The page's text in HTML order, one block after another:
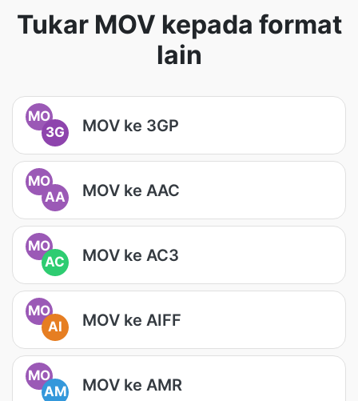
Tukar MOV kepada format
lain
MO
3G
MOV ke 3GP
MO
AA
MOV ke AAC
MO
AC
MOV ke AC3
MO
AI
MOV ke AIFF
MO
AM
MOV ke AMR